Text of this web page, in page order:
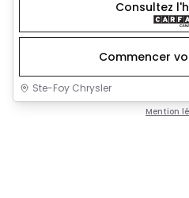
Consultez
Commencer
Ste-Foy Chrysler
Mention